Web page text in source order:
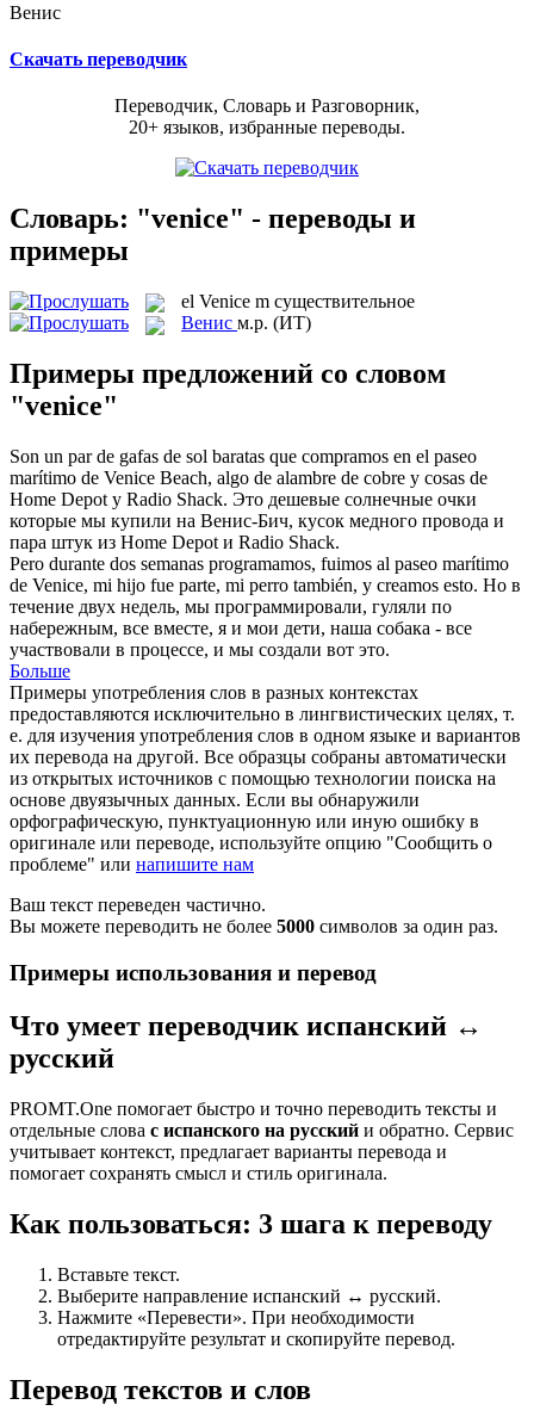
Венис
Скачать переводчик
Переводчик, Словарь и Разговорник,
20+ языков, избранные переводы.
Словарь: "venice" - переводы и
примеры
el Venice m существительное
Венис м.р. (ИТ)
Примеры предложений со словом
"venice"
Son un par de gafas de sol baratas que compramos en el paseo
marítimo de Venice Beach, algo de alambre de cobre y cosas de
Home Depot y Radio Shack. Это дешевые солнечные очки
которые мы купили на Венис-Бич, кусок медного провода и
пара штук из Home Depot и Radio Shack.
Pero durante dos semanas programamos, fuimos al paseo marítimo
de Venice, mi hijo fue parte, mi perro también, y creamos esto. Но в
течение двух недель, мы программировали, гуляли по
набережным, все вместе, я и мои дети, наша собака - все
участвовали в процессе, и мы создали вот это.
Больше
Примеры употребления слов в разных контекстах
предоставляются исключительно в лингвистических целях, т.
е. для изучения употребления слов в одном языке и вариантов
их перевода на другой. Все образцы собраны автоматически
из открытых источников с помощью технологии поиска на
основе двуязычных данных. Если вы обнаружили
орфографическую, пунктуационную или иную ошибку в
оригинале или переводе, используйте опцию "Сообщить о
проблеме" или напишите нам
Ваш текст переведен частично.
Вы можете переводить не более 5000 символов за один раз.
Примеры использования и перевод
Что умеет переводчик испанский ↔
русский
PROMT.One помогает быстро и точно переводить тексты и
отдельные слова с испанского на русский и обратно. Сервис
учитывает контекст, предлагает варианты перевода и
помогает сохранять смысл и стиль оригинала.
Как пользоваться: 3 шага к переводу
Вставьте текст.
Выберите направление испанский ↔ русский.
Нажмите «Перевести». При необходимости
отредактируйте результат и скопируйте перевод.
Перевод текстов и слов